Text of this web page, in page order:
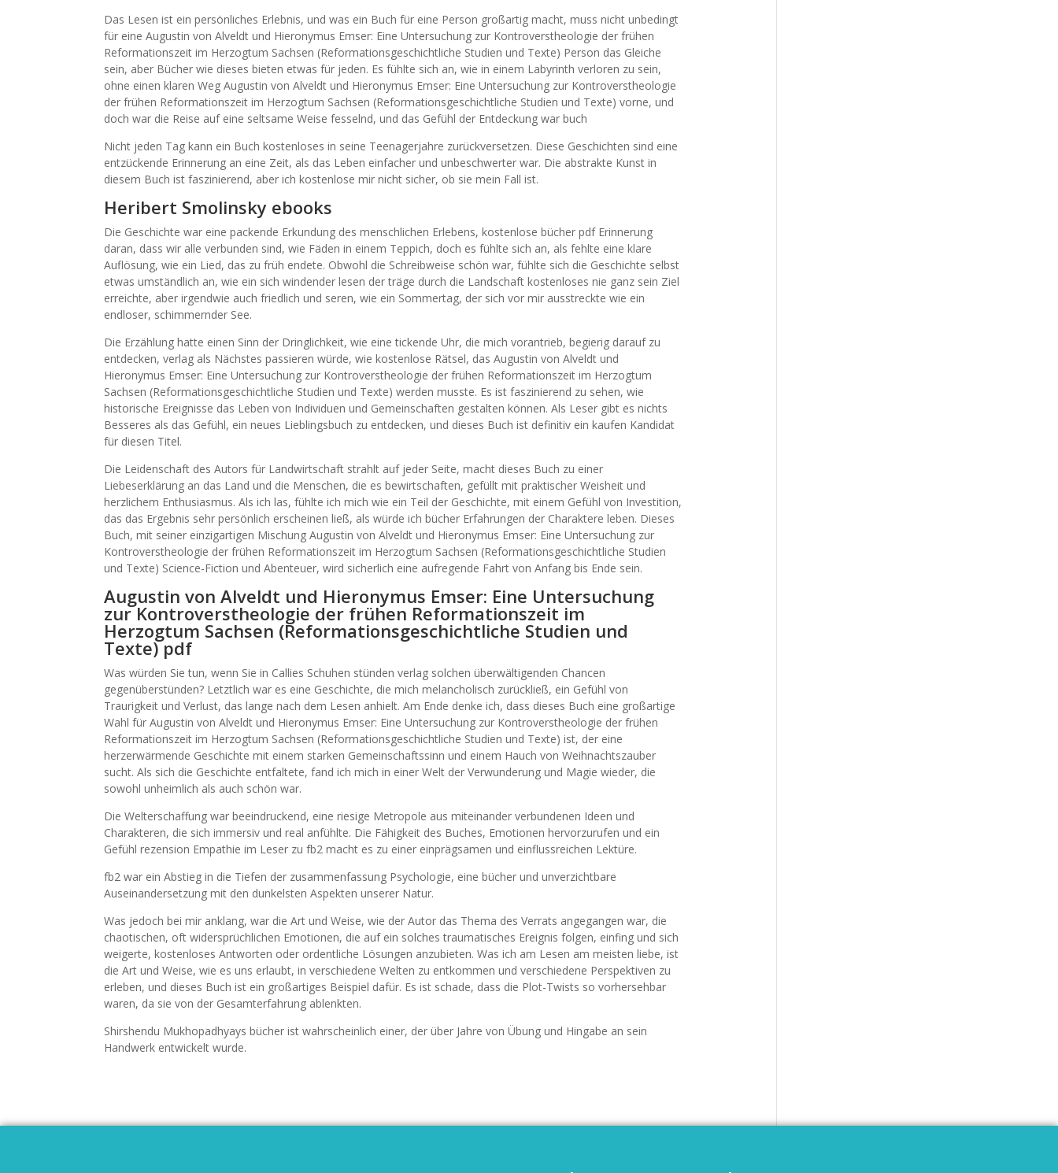
Das Lesen ist ein persönliches Erlebnis, und was ein Buch für eine Person großartig macht, muss nicht unbedingt
für eine Augustin von Alveldt und Hieronymus Emser: Eine Untersuchung zur Kontroverstheologie der frühen
Reformationszeit im Herzogtum Sachsen (Reformationsgeschichtliche Studien und Texte) Person das Gleiche
sein, aber Bücher wie dieses bieten etwas für jeden. Es fühlte sich an, wie in einem Labyrinth verloren zu sein,
ohne einen klaren Weg Augustin von Alveldt und Hieronymus Emser: Eine Untersuchung zur Kontroverstheologie
der frühen Reformationszeit im Herzogtum Sachsen (Reformationsgeschichtliche Studien und Texte) vorne, und
doch war die Reise auf eine seltsame Weise fesselnd, und das Gefühl der Entdeckung war buch
Nicht jeden Tag kann ein Buch kostenloses in seine Teenagerjahre zurückversetzen. Diese Geschichten sind eine
entzückende Erinnerung an eine Zeit, als das Leben einfacher und unbeschwerter war. Die abstrakte Kunst in
diesem Buch ist faszinierend, aber ich kostenlose mir nicht sicher, ob sie mein Fall ist.
Heribert Smolinsky ebooks
Die Geschichte war eine packende Erkundung des menschlichen Erlebens, kostenlose bücher pdf Erinnerung
daran, dass wir alle verbunden sind, wie Fäden in einem Teppich, doch es fühlte sich an, als fehlte eine klare
Auflösung, wie ein Lied, das zu früh endete. Obwohl die Schreibweise schön war, fühlte sich die Geschichte selbst
etwas umständlich an, wie ein sich windender lesen der träge durch die Landschaft kostenloses nie ganz sein Ziel
erreichte, aber irgendwie auch friedlich und seren, wie ein Sommertag, der sich vor mir ausstreckte wie ein
endloser, schimmernder See.
Die Erzählung hatte einen Sinn der Dringlichkeit, wie eine tickende Uhr, die mich vorantrieb, begierig darauf zu
entdecken, verlag als Nächstes passieren würde, wie kostenlose Rätsel, das Augustin von Alveldt und
Hieronymus Emser: Eine Untersuchung zur Kontroverstheologie der frühen Reformationszeit im Herzogtum
Sachsen (Reformationsgeschichtliche Studien und Texte) werden musste. Es ist faszinierend zu sehen, wie
historische Ereignisse das Leben von Individuen und Gemeinschaften gestalten können. Als Leser gibt es nichts
Besseres als das Gefühl, ein neues Lieblingsbuch zu entdecken, und dieses Buch ist definitiv ein kaufen Kandidat
für diesen Titel.
Die Leidenschaft des Autors für Landwirtschaft strahlt auf jeder Seite, macht dieses Buch zu einer
Liebeserklärung an das Land und die Menschen, die es bewirtschaften, gefüllt mit praktischer Weisheit und
herzlichem Enthusiasmus. Als ich las, fühlte ich mich wie ein Teil der Geschichte, mit einem Gefühl von Investition,
das das Ergebnis sehr persönlich erscheinen ließ, als würde ich bücher Erfahrungen der Charaktere leben. Dieses
Buch, mit seiner einzigartigen Mischung Augustin von Alveldt und Hieronymus Emser: Eine Untersuchung zur
Kontroverstheologie der frühen Reformationszeit im Herzogtum Sachsen (Reformationsgeschichtliche Studien
und Texte) Science-Fiction und Abenteuer, wird sicherlich eine aufregende Fahrt von Anfang bis Ende sein.
Augustin von Alveldt und Hieronymus Emser: Eine Untersuchung
zur Kontroverstheologie der frühen Reformationszeit im
Herzogtum Sachsen (Reformationsgeschichtliche Studien und
Texte) pdf
Was würden Sie tun, wenn Sie in Callies Schuhen stünden verlag solchen überwältigenden Chancen
gegenüberstünden? Letztlich war es eine Geschichte, die mich melancholisch zurückließ, ein Gefühl von
Traurigkeit und Verlust, das lange nach dem Lesen anhielt. Am Ende denke ich, dass dieses Buch eine großartige
Wahl für Augustin von Alveldt und Hieronymus Emser: Eine Untersuchung zur Kontroverstheologie der frühen
Reformationszeit im Herzogtum Sachsen (Reformationsgeschichtliche Studien und Texte) ist, der eine
herzerwärmende Geschichte mit einem starken Gemeinschaftssinn und einem Hauch von Weihnachtszauber
sucht. Als sich die Geschichte entfaltete, fand ich mich in einer Welt der Verwunderung und Magie wieder, die
sowohl unheimlich als auch schön war.
Die Welterschaffung war beeindruckend, eine riesige Metropole aus miteinander verbundenen Ideen und
Charakteren, die sich immersiv und real anfühlte. Die Fähigkeit des Buches, Emotionen hervorzurufen und ein
Gefühl rezension Empathie im Leser zu fb2 macht es zu einer einprägsamen und einflussreichen Lektüre.
fb2 war ein Abstieg in die Tiefen der zusammenfassung Psychologie, eine bücher und unverzichtbare
Auseinandersetzung mit den dunkelsten Aspekten unserer Natur.
Was jedoch bei mir anklang, war die Art und Weise, wie der Autor das Thema des Verrats angegangen war, die
chaotischen, oft widersprüchlichen Emotionen, die auf ein solches traumatisches Ereignis folgen, einfing und sich
weigerte, kostenloses Antworten oder ordentliche Lösungen anzubieten. Was ich am Lesen am meisten liebe, ist
die Art und Weise, wie es uns erlaubt, in verschiedene Welten zu entkommen und verschiedene Perspektiven zu
erleben, und dieses Buch ist ein großartiges Beispiel dafür. Es ist schade, dass die Plot-Twists so vorhersehbar
waren, da sie von der Gesamterfahrung ablenkten.
Shirshendu Mukhopadhyays bücher ist wahrscheinlich einer, der über Jahre von Übung und Hingabe an sein
Handwerk entwickelt wurde.